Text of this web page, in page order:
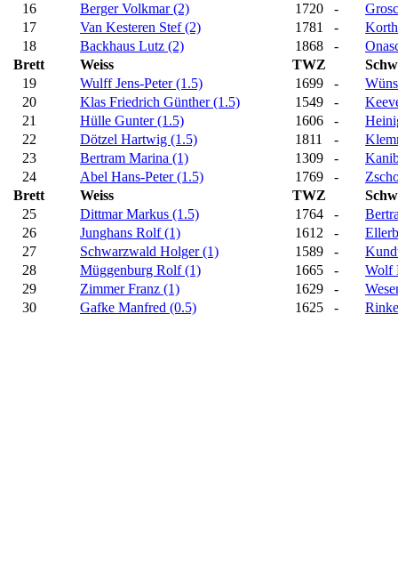
16
Berger Volkmar (2) 1720 -
17
Van Kesteren Stef (2) 1781 -
18
Backhaus Lutz (2) 1868 -
Brett
Weiss TWZ
19
Wulff Jens-Peter (1.5) 1699 -
20
Klas Friedrich Günther (1.5) 1549 -
21
Hülle Gunter (1.5) 1606 -
22
Dötzel Hartwig (1.5) 1811 -
23
Bertram Marina (1) 1309 -
24
Abel Hans-Peter (1.5) 1769 -
Brett
Weiss TWZ
25
Dittmar Markus (1.5) 1764 -
26
Junghans Rolf (1) 1612 -
27
Schwarzwald Holger (1) 1589 -
28
Müggenburg Rolf (1) 1665 -
Wolf
29
Zimmer Franz (1) 1629 -
30
Gafke Manfred (0.5) 1625 -